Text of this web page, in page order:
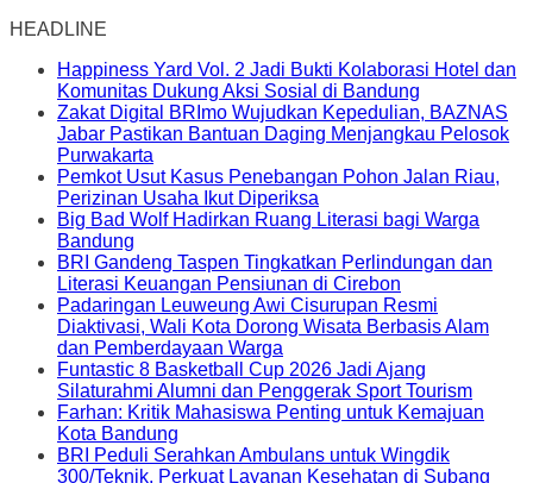
HEADLINE
Happiness Yard Vol. 2 Jadi Bukti Kolaborasi Hotel dan
Komunitas Dukung Aksi Sosial di Bandung
Zakat Digital BRImo Wujudkan Kepedulian, BAZNAS
Jabar Pastikan Bantuan Daging Menjangkau Pelosok
Purwakarta
Pemkot Usut Kasus Penebangan Pohon Jalan Riau,
Perizinan Usaha Ikut Diperiksa
Big Bad Wolf Hadirkan Ruang Literasi bagi Warga
Bandung
BRI Gandeng Taspen Tingkatkan Perlindungan dan
Literasi Keuangan Pensiunan di Cirebon
Padaringan Leuweung Awi Cisurupan Resmi
Diaktivasi, Wali Kota Dorong Wisata Berbasis Alam
dan Pemberdayaan Warga
Funtastic 8 Basketball Cup 2026 Jadi Ajang
Silaturahmi Alumni dan Penggerak Sport Tourism
Farhan: Kritik Mahasiswa Penting untuk Kemajuan
Kota Bandung
BRI Peduli Serahkan Ambulans untuk Wingdik
300/Teknik, Perkuat Layanan Kesehatan di Subang